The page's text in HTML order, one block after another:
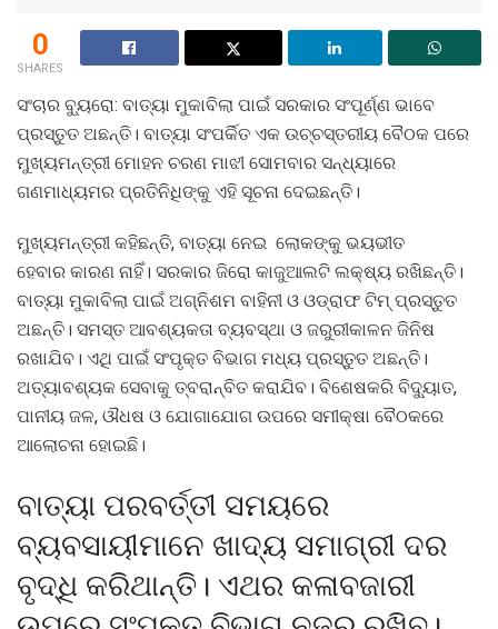
0
SHARES
ସଂଚାର ବ୍ୟୁରୋ: ବାତ୍ୟା ମୁକାବିଲା ପାଇଁ ସରକାର ସଂପୂର୍ଣ୍ଣ ଭାବେ
ପ୍ରସ୍ତୁତ ଅଛନ୍ତି। ବାତ୍ୟା ସଂପର୍କିତ ଏକ ଉଚ୍ଚସ୍ତରୀୟ ବୈଠକ ପରେ
ମୁଖ୍ୟମନ୍ତ୍ରୀ ମୋହନ ଚରଣ ମାଝୀ ସୋମବାର ସନ୍ଧ୍ୟାରେ
ଗଣମାଧ୍ୟମର ପ୍ରତିନିଧିଙ୍କୁ ଏହି ସୂଚନା ଦେଇଛନ୍ତି।
ମୁଖ୍ୟମନ୍ତ୍ରୀ କହିଛନ୍ତି, ବାତ୍ୟା ନେଇ ଲୋକଙ୍କୁ ଭୟଭୀତ
ହେବାର କାରଣ ନାହିଁ। ସରକାର ଜିରୋ କାଜୁଆଲଟି ଲକ୍ଷ୍ୟ ରଖିଛନ୍ତି।
ବାତ୍ୟା ମୁକାବିଲା ପାଇଁ ଅଗ୍ନିଶମ ବାହିନୀ ଓ ଓଡ୍ରାଫ ଟିମ୍‌ ପ୍ରସ୍ତୁତ
ଅଛନ୍ତି। ସମସ୍ତ ଆବଶ୍ୟକତା ବ୍ୟବସ୍ଥା ଓ ଜରୁରୀକାଳନ ଜିନିଷ
ରଖାଯିବ। ଏଥି ପାଇଁ ସଂପୃକ୍ତ ବିଭାଗ ମଧ୍ୟ ପ୍ରସ୍ତୁତ ଅଛନ୍ତି।
ଅତ୍ୟାବଶ୍ୟକ ସେବାକୁ ତ୍ବରାନ୍ବିତ କରାଯିବ। ବିଶେଷକରି ବିଦ୍ୟୁାତ,
ପାନୀୟ ଜଳ, ଔଧଷ ଓ ଯୋଗାଯୋଗ ଉପରେ ସମୀକ୍ଷା ବୈଠକରେ
ଆଲୋଚନା ହୋଇଛି।
ବାତ୍ୟା ପରବର୍ତ୍ତୀ ସମୟରେ
ବ୍ୟବସାୟୀମାନେ ଖାଦ୍ୟ ସମାଗ୍ରୀ ଦର
ବୃଦ୍ଧି କରିଥାନ୍ତି। ଏଥର କଳାବଜାରୀ